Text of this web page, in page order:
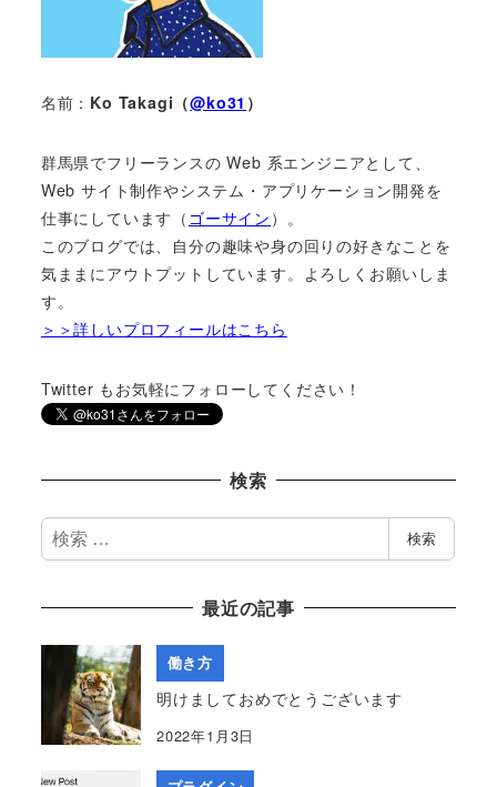
名前： Ko Takagi（@ko31 ）
群馬県でフリーランスの Web 系エンジニアとして、
Web サイト制作やシステム・アプリケーション開発を
仕事にしています（ ゴーサイン ）。
このブログでは、自分の趣味や身の回りの好きなことを
気ままにアウトプットしています。よろしくお願いしま
す。
＞＞詳しいプロフィールはこちら
Twitter もお気軽にフォローしてください！
検索
検
索
検索
最近の記事
働き方
明けましておめでとうございます
2022年1月3日